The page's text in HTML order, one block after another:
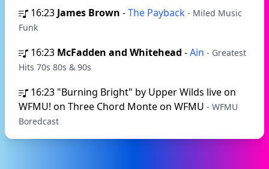
16:23 James Brown -The Payback - Miled Music
Funk
16:23 McFadden and Whitehead -Ain - Greatest
Hits 70s 80s & 90s
16:23 "Burning Bright" by Upper Wilds live on
WFMU! on Three Chord Monte on WFMU - WFMU
Boredcast